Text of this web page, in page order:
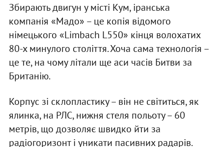
Збирають двигун у місті Кум, іранська
компанія «Мадо» – це копія відомого
німецького «Limbach L550» кінця волохатих
80-х минулого століття. Хоча сама технологія –
це те, на чому літали ще аси часів Битви за
Британію.
Корпус зі склопластику – він не світиться, як
ялинка, на РЛС, нижня стеля польоту – 60
метрів, що дозволяє швидко йти за
радіогоризонт і уникати пасивних радарів.